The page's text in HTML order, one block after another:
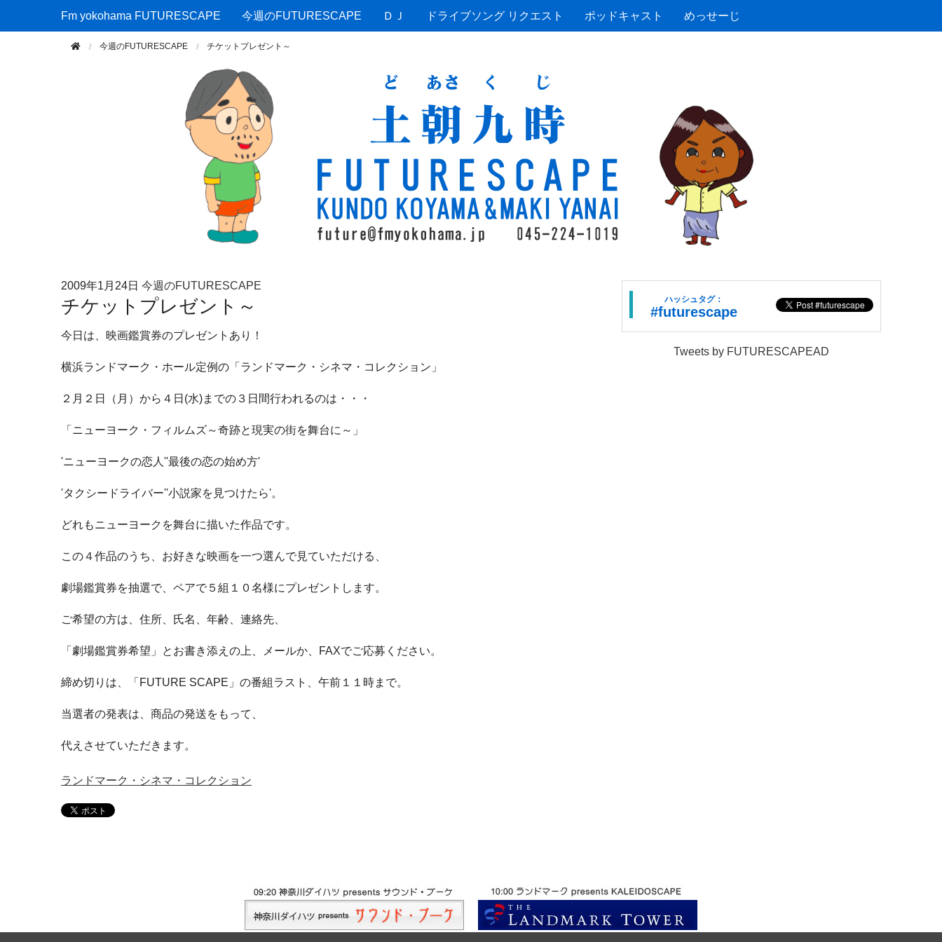
Fm yokohama FUTURESCAPE
Fm yokohama FUTURESCAPE 今週のFUTURESCAPE ＤＪ ドライブソング リクエスト ポッドキャスト めっせーじ
今週のFUTURESCAPE チケットプレゼント～
2009年1月24日 今週のFUTURESCAPE
チケットプレゼント～
今日は、映画鑑賞券のプレゼントあり！
横浜ランドマーク・ホール定例の「ランドマーク・シネマ・コレクション」
２月２日（月）から４日(水)までの３日間行われるのは・・・
「ニューヨーク・フィルムズ～奇跡と現実の街を舞台に～」
'ニューヨークの恋人''最後の恋の始め方'
'タクシードライバー''小説家を見つけたら'。
どれもニューヨークを舞台に描いた作品です。
この４作品のうち、お好きな映画を一つ選んで見ていただける、
劇場鑑賞券を抽選で、ペアで５組１０名様にプレゼントします。
ご希望の方は、住所、氏名、年齢、連絡先、
「劇場鑑賞券希望」とお書き添えの上、メールか、FAXでご応募ください。
締め切りは、「FUTURE SCAPE」の番組ラスト、午前１１時まで。
当選者の発表は、商品の発送をもって、
代えさせていただきます。
ランドマーク・シネマ・コレクション
ハッシュタグ：
#futurescape
Tweets by FUTURESCAPEAD